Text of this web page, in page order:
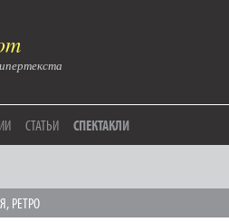
СТАТЬИ СПЕКТАКЛИ
, РЕТРО